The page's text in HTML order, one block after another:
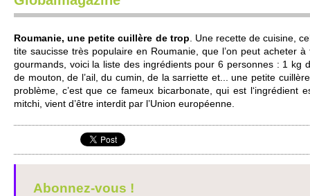
Ro­umanie, une pe­tite cuillère de trop. Une re­ce­tte de cuisine,
tite sauci­sse très po­pulaire en Ro­umanie, que l’on peut acheter
gourmands, voici la liste des ingrédi­ents pour 6 personnes : 1 kg
de mouton, de l’ail, du cumin, de la sarri­ette et... une pe­tite
problème, c’est que ce fameux bi­carbonate, qui est l‘ingrédient
mit­chi, vient d’être inte­rdit par l’Union européenne.
Abonnez-vous !